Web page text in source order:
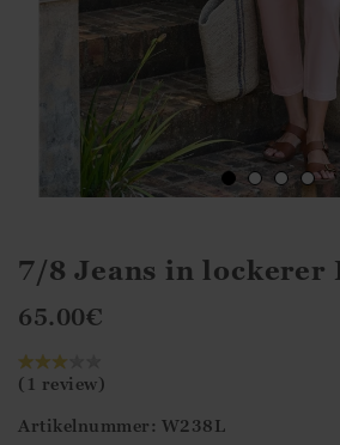
7/8 Jeans in lockerer
65.00€
(1 review)
Artikelnummer: W238L